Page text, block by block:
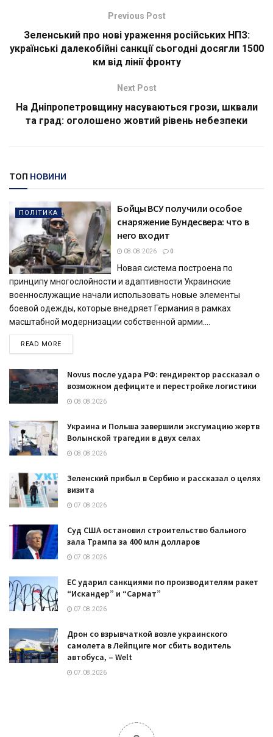
Previous Post
Зеленський про нові ураження російських НПЗ:
українські далекобійні санкції сьогодні досягли 1500
км від лінії фронту
Next Post
На Дніпропетровщину насуваються грози, шквали
та град: оголошено жовтий рівень небезпеки
ТОП НОВИНИ
ПОЛІТИКА
Бойцы ВСУ получили особое
снаряжение Бундесвера: что в
него входит
08.08.2026 0
Новая система построена по
принципу многослойности и адаптивности Украинские
военнослужащие начали использовать новые элементы
боевой одежды, которые внедряет Германия в рамках
масштабной модернизации собственной армии....
READ MOREDETAILS
Novus после удара РФ: гендиректор рассказал о
возможном дефиците и перестройке логистики
08.08.2026
Украина и Польша завершили эксгумацию жертв
Волынской трагедии в двух селах
08.08.2026
Зеленский прибыл в Сербию и рассказал о целях
визита
07.08.2026
Суд США остановил строительство бального
зала Трампа за 400 млн долларов
07.08.2026
ЕС ударил санкциями по производителям ракет
“Искандер” и “Сармат”
07.08.2026
Дрон со взрывчаткой возле украинского
самолета в Лейпциге мог сбить водитель
автобуса, – Welt
07.08.2026